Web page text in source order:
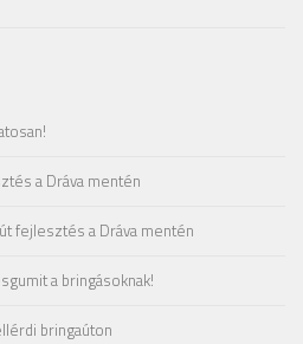
a Dráva mentén
fejlesztés a Dráva mentén
a bringásoknak!
bringaúton